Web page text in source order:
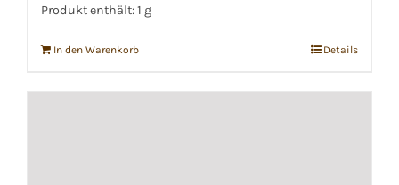
Produkt enthält: 1 g
In den Warenkorb Details